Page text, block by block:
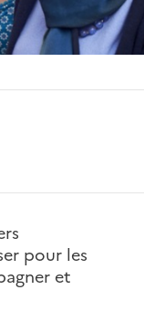
email
pour les
et